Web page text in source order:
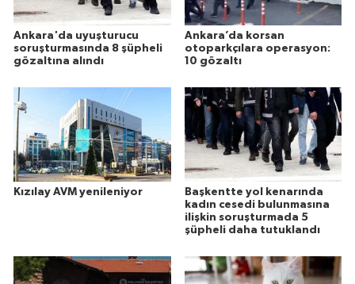
Ankara'da uyuşturucu
soruşturmasında 8 şüpheli
gözaltına alındı
Ankara’da korsan
otoparkçılara operasyon:
10 gözaltı
Kızılay AVM yenileniyor
Başkentte yol kenarında
kadın cesedi bulunmasına
ilişkin soruşturmada 5
şüpheli daha tutuklandı